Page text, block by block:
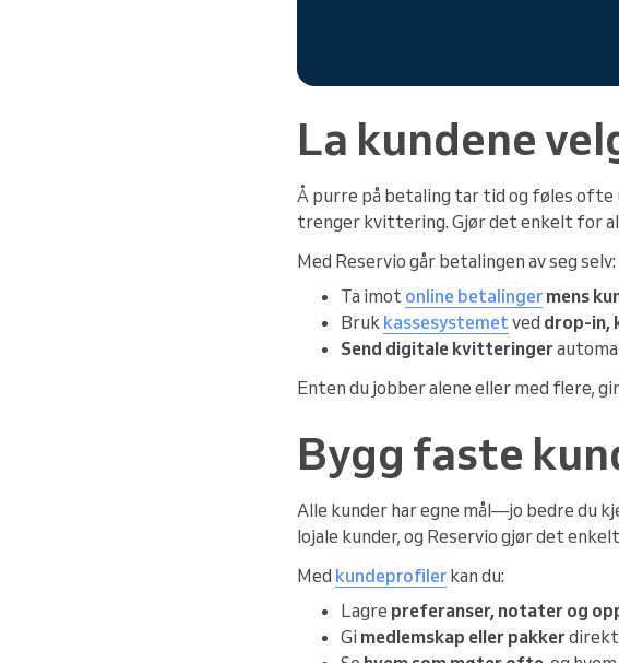
La kundene
Å purre på betaling tar tid og føles ofte
trenger kvittering. Gjør det enkelt for
Med Reservio går betalingen av seg selv:
Ta imot online betalinger mens
Bruk kassesystemetved drop-in,
Send digitale kvitteringer
Enten du jobber alene eller med flere,
Bygg faste
Alle kunder har egne mål—jo bedre du
lojale kunder, og Reservio gjør det
Med kundeprofiler kan du:
Lagre preferanser, notater og
Gi medlemskap eller pakker